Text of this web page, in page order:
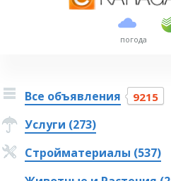
погода
USD
EUR
Все объявления 9215
Услуги (273)
Стройматериалы (537)